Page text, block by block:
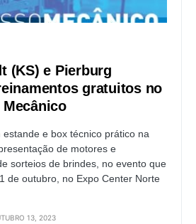
(KS) e Pierburg
gratuitos no
e box técnico prático na
de motores e
sorteios de brindes, no evento que
de outubro, no Expo Center Norte
13, 2023